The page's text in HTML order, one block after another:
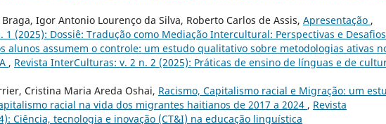
Igor Antonio Lourenço da Silva, Roberto Carlos de Assis, Apresentação ,
1 (2025): Dossiê: Tradução como Mediação Intercultural: Perspectivas e Desafios
alunos assumem o controle: um estudo qualitativo sobre metodologias ativas
, Revista InterCulturas: v. 2 n. 2 (2025): Práticas de ensino de línguas e de
Cristina Maria Areda Oshai, Racismo, Capitalismo racial e Migração: um
racial na vida dos migrantes haitianos de 2017 a 2024 , Revista
Ciência, tecnologia e inovação (CT&I) na educação linguística